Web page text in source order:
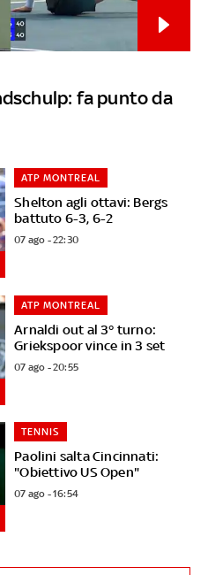
fa punto da
Shelton agli ottavi: Bergs
battuto 6-3, 6-2
ATP MONTREAL
07 ago - 22:30
Arnaldi out al 3° turno:
Griekspoor vince in 3 set
ATP MONTREAL
07 ago - 20:55
Paolini salta Cincinnati:
"Obiettivo US Open"
TENNIS
07 ago - 16:54